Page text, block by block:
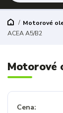
Motorové
ACEA A5/B2
Motorové
Cena: